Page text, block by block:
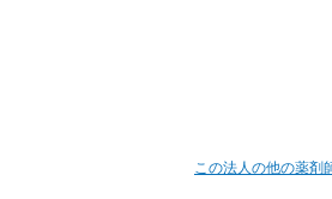
この法人の他の薬剤